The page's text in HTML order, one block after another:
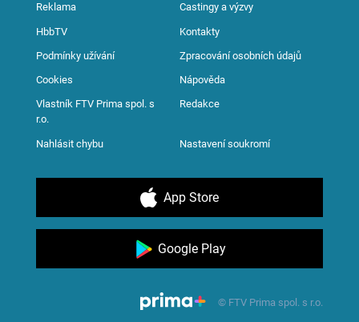
Reklama Castingy a výzvy
HbbTV Kontakty
Podmínky užívání Zpracování osobních údajů
Cookies Nápověda
Vlastník FTV Prima spol. s
r.o.
Redakce
Nahlásit chybu Nastavení soukromí
App Store
Google Play
© FTV Prima spol. s r.o.